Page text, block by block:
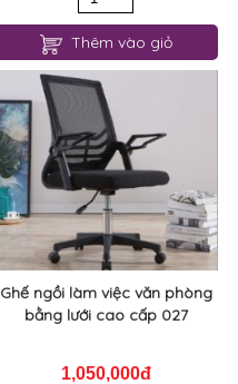
Thêm vào giỏ
Ghế ngồi làm việc văn phòng
bằng lưới cao cấp 027
1,050,000đ